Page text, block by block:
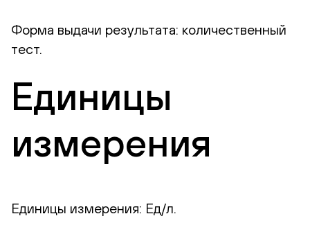
Форма выдачи результата: количественный
тест.
Единицы
измерения
Единицы измерения: Ед/л.